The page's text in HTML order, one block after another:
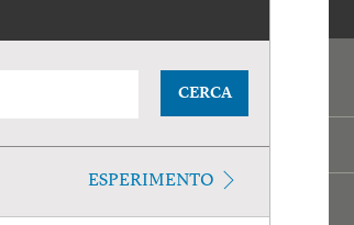
CERCA
ESPERIMENTO